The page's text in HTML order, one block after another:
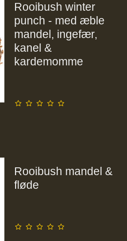
Rooibush winter
punch - med æble
mandel, ingefær,
kanel &
kardemomme
Rooibush mandel &
fløde